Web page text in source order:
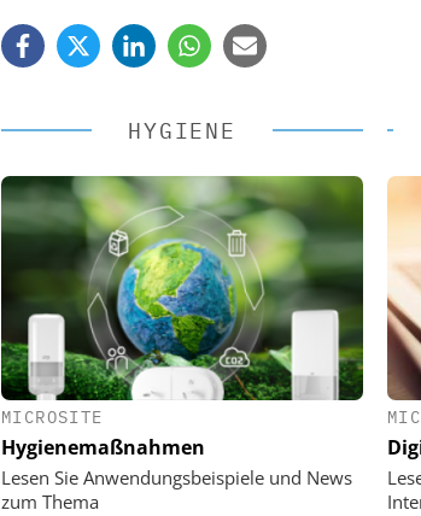
HYGIENE
MICROSITE
Hygienemaßnahmen
Lesen Sie Anwendungsbeispiele und News
zum Thema
Digitalisierung im
Personalmanagement: Von digitaler
Ordnung zur KI-fähigen Steuerung